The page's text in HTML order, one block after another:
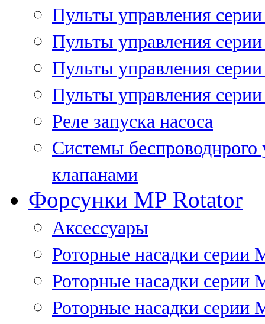
Пульты управления
Пульты управления
Пульты управления
Пульты управления
Реле запуска насоса
Системы
клапанами
Форсунки MP Rotator
Аксессуары
Роторные насадки серии
Роторные насадки серии
Роторные насадки серии